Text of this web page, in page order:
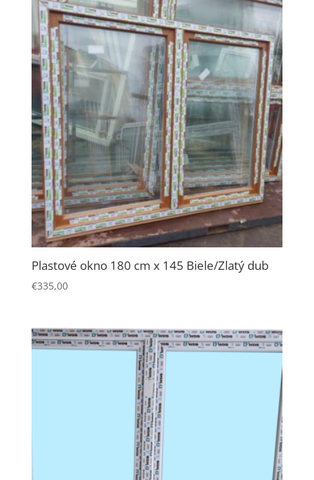
Plastové okno 180 cm x 145 Biele/Zlatý dub
€335,00